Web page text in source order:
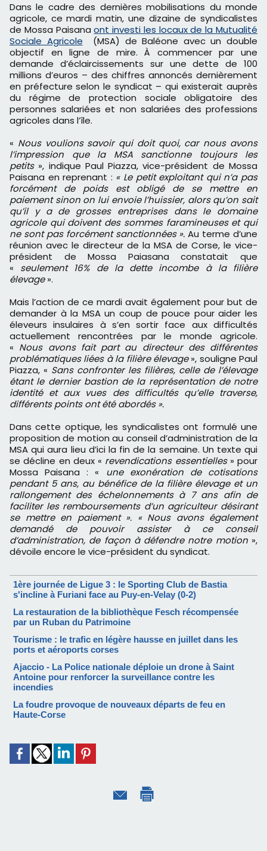
Dans le cadre des dernières mobilisations du monde
agricole, ce mardi matin, une dizaine de syndicalistes
de Mossa Paisanaont investi les locaux de la Mutualité
Sociale Agricole (MSA) de Baléone avec un double
objectif en ligne de mire. À commencer par une
demande d’éclaircissements sur une dette de 100
millions d’euros – des chiffres annoncés dernièrement
en préfecture selon le syndicat – qui existerait auprès
du régime de protection sociale obligatoire des
personnes salariées et non salariées des professions
agricoles dans l’île.
« Nous voulions savoir qui doit quoi, car nous avons
l’impression que la MSA sanctionne toujours les
petits», indique Paul Piazza, vice-président de Mossa
Paisana en reprenant : « Le petit exploitant qui n’a pas
forcément de poids est obligé de se mettre en
paiement sinon on lui envoie l’huissier, alors qu’on sait
qu’il y a de grosses entreprises dans le domaine
agricole qui doivent des sommes faramineuses et qui
ne sont pas forcément sanctionnées ».Au terme d’une
réunion avec le directeur de la MSA de Corse, le vice-
président de Mossa Paiasana constatait que
« seulement 16% de la dette incombe à la filière
élevage».
Mais l’action de ce mardi avait également pour but de
demander à la MSA un coup de pouce pour aider les
éleveurs insulaires à s’en sortir face aux difficultés
actuellement rencontrées par le monde agricole.
« Nous avons fait part au directeur des différentes
problématiques liées à la filière élevage», souligne Paul
Piazza, « Sans confronter les filières, celle de l’élevage
étant le dernier bastion de la représentation de notre
identité et aux vues des difficultés qu’elle traverse,
différents points ont été abordés ».
Dans cette optique, les syndicalistes ont formulé une
proposition de motion au conseil d’administration de la
MSA qui aura lieu d’ici la fin de la semaine. Un texte qui
se décline en deux « revendications essentielles» pour
Mossa Paisana : « une exonération de cotisations
pendant 5 ans, au bénéfice de la filière élevage et un
rallongement des échelonnements à 7 ans afin de
faciliter les remboursements d’un agriculteur désirant
se mettre en paiement ». « Nous avons également
demandé de pouvoir assister à ce conseil
d’administration, de façon à défendre notre motion»,
dévoile encore le vice-président du syndicat.
1ère journée de Ligue 3 : le Sporting Club de Bastia
s'incline à Furiani face au Puy-en-Velay (0-2)
La restauration de la bibliothèque Fesch récompensée
par un Ruban du Patrimoine
Tourisme : le trafic en légère hausse en juillet dans les
ports et aéroports corses
Ajaccio - La Police nationale déploie un drone à Saint
Antoine pour renforcer la surveillance contre les
incendies
La foudre provoque de nouveaux départs de feu en
Haute-Corse